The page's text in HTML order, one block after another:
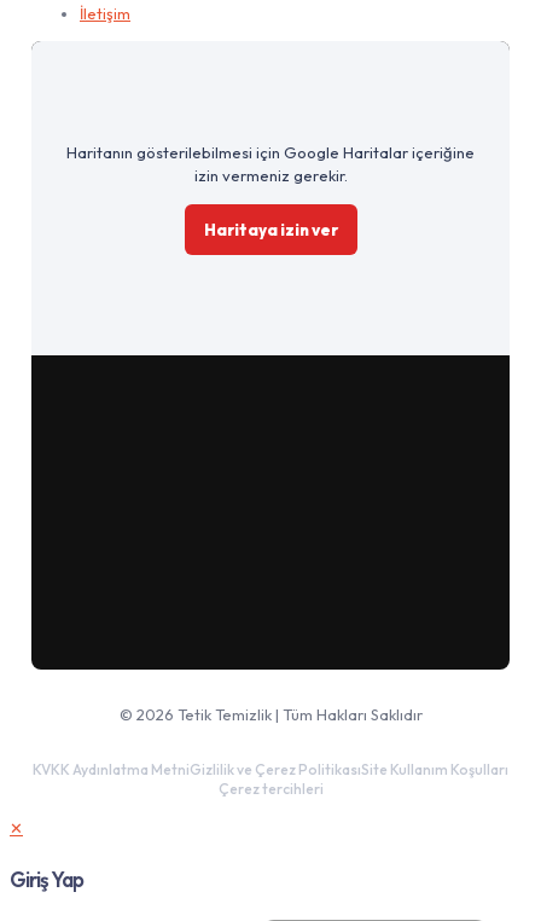
İletişim
Haritanın gösterilebilmesi için Google Haritalar içeriğine
izin vermeniz gerekir.
Haritaya izin ver
© 2026 Tetik Temizlik | Tüm Hakları Saklıdır
KVKK Aydınlatma MetniGizlilik ve Çerez PolitikasıSite Kullanım Koşulları
Çerez tercihleri
✕
Giriş Yap